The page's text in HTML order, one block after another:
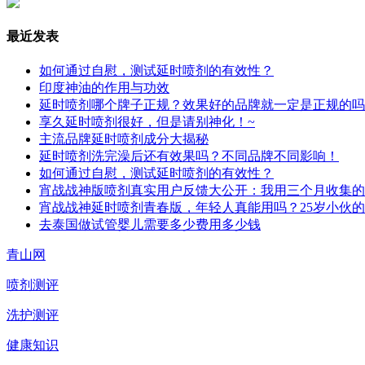
最近发表
如何通过自慰，测试延时喷剂的有效性？
印度神油的作用与功效
延时喷剂哪个牌子正规？效果好的品牌就一定是正规的吗
享久延时喷剂很好，但是请别神化！~
主流品牌延时喷剂成分大揭秘
延时喷剂洗完澡后还有效果吗？不同品牌不同影响！
如何通过自慰，测试延时喷剂的有效性？
宵战战神版喷剂真实用户反馈大公开：我用三个月收集
宵战战神延时喷剂青春版，年轻人真能用吗？25岁小伙
去泰国做试管婴儿需要多少费用多少钱
青山网
喷剂测评
洗护测评
健康知识